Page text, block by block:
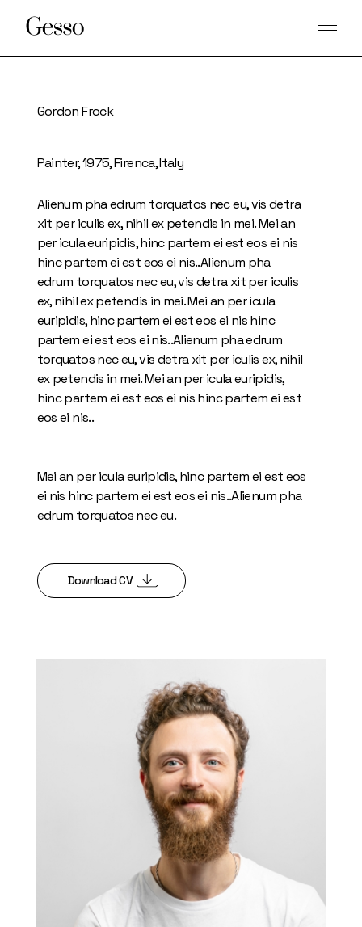
Gordon Frock
Painter, 1975, Firenca, Italy
Alienum pha edrum torquatos nec eu, vis detra
xit per iculis ex, nihil ex petendis in mei. Mei an
per icula euripidis, hinc partem ei est eos ei nis
hinc partem ei est eos ei nis..Alienum pha
edrum torquatos nec eu, vis detra xit per iculis
ex, nihil ex petendis in mei. Mei an per icula
euripidis, hinc partem ei est eos ei nis hinc
partem ei est eos ei nis..Alienum pha edrum
torquatos nec eu, vis detra xit per iculis ex, nihil
ex petendis in mei. Mei an per icula euripidis,
hinc partem ei est eos ei nis hinc partem ei est
eos ei nis..
Mei an per icula euripidis, hinc partem ei est eos
ei nis hinc partem ei est eos ei nis..Alienum pha
edrum torquatos nec eu.
Download CV